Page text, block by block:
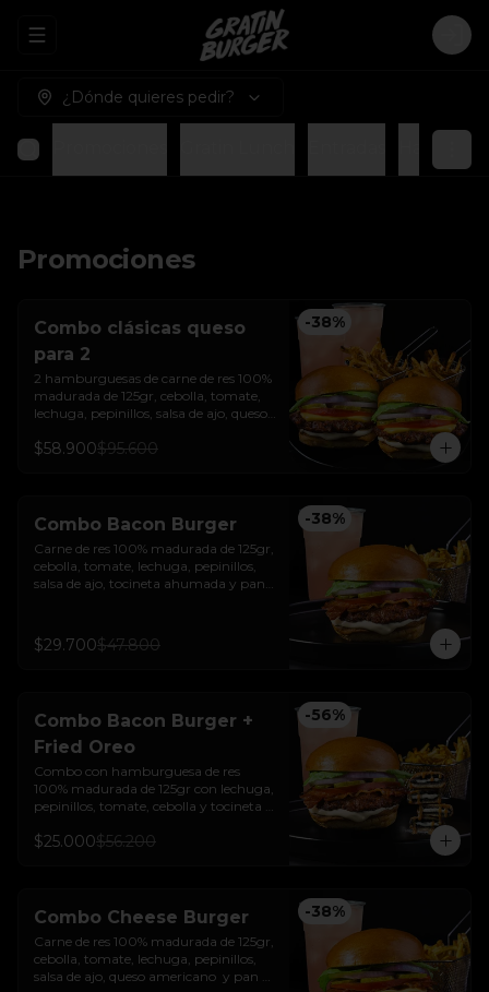
Abrir menu de navegación
¿Dónde quieres pedir?
Promociones
-38%
Combo clásicas queso
para 2
2 hamburguesas de carne de res 100%
madurada de 125gr, cebolla, tomate,
lechuga, pepinillos, salsa de ajo, queso
papas a la francesa + dos bebida de la
$58.900$95.600
-38%
Combo Bacon Burger
Carne de res 100% madurada de 125gr,
cebolla, tomate, lechuga, pepinillos,
salsa de ajo, tocineta ahumada y pan
$29.700$47.800
-56%
Combo Bacon Burger +
Fried Oreo
Combo con hamburguesa de res
100% madurada de 125gr con lechuga,
pepinillos, tomate, cebolla y tocineta +
$25.000$56.200
-38%
Combo Cheese Burger
Carne de res 100% madurada de 125gr,
cebolla, tomate, lechuga, pepinillos,
salsa de ajo, queso americano  y pan